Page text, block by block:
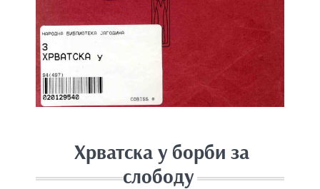
Хрватска у борби за
слободу